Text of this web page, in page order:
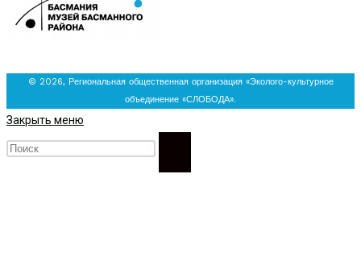
© 2026, Региональная общественная организация «Эколого-культурное
объединение «СЛОБОДА».
Закрыть меню